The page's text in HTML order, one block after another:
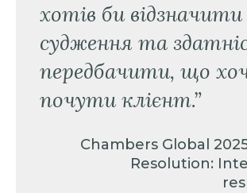
хотів би відзначити
судження та
передбачити, що
почути клієнт.”
Chambers Global
Resolution: